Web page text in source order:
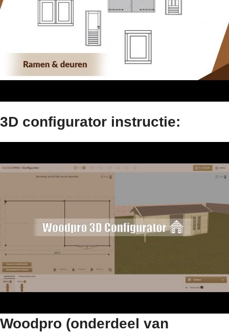
3D configurator instructie:
Woodpro (onderdeel van